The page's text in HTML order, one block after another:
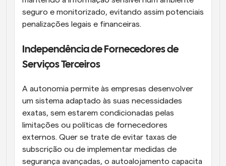
seguro e monitorizado, evitando assim potenciais
penalizações legais e financeiras.
Independência de Fornecedores de
Serviços Terceiros
A autonomia permite às empresas desenvolver
um sistema adaptado às suas necessidades
exatas, sem estarem condicionadas pelas
limitações ou políticas de fornecedores
externos. Quer se trate de evitar taxas de
subscrição ou de implementar medidas de
segurança avançadas, o autoalojamento capacita